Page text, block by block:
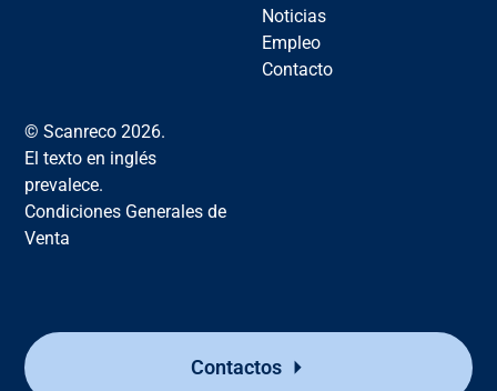
Contactos
Noticias
Empleo
Contacto
© Scanreco 2026.
El texto en inglés
prevalece.
Condiciones Generales de
Venta